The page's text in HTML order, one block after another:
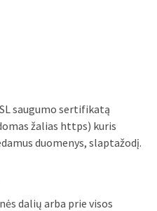
saugumo sertifikatą
žalias https) kuris
duomenys, slaptažodį.
dalių arba prie visos